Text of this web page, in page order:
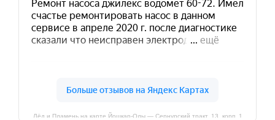
Лёд и Пламень на карте Йошкар‑Олы — Сернурский тракт, 13, корп. 1